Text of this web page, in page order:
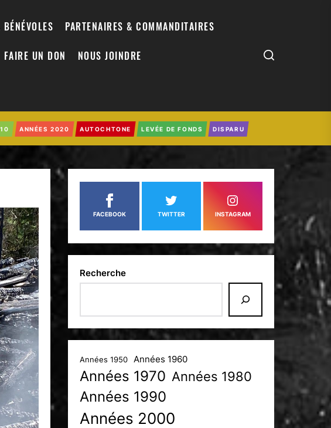
PARTENAIRES & COMMANDITAIRES
FAIRE UN DON NOUS JOINDRE
ANNÉES 2020 AUTOCHTONE LEVÉE DE FONDS DISPARU
FACEBOOK TWITTER INSTAGRAM
Recherche
Années 1950 Années 1960
Années 1970 Années 1980
Années 1990
Années 2000